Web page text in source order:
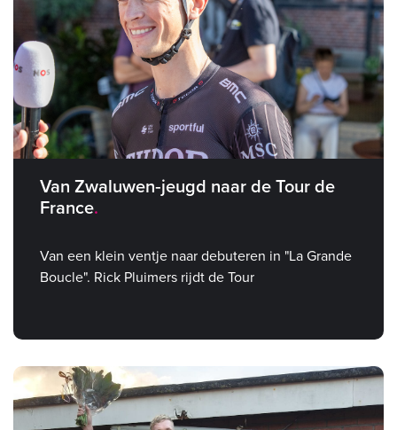
Van Zwaluwen‑jeugd naar de Tour de
France
Van een klein ventje naar debuteren in "La Grande
Boucle". Rick Pluimers rijdt de Tour